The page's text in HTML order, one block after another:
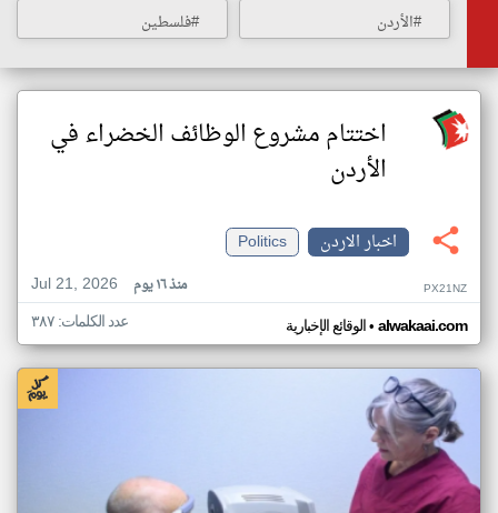
#الأردن #فلسطين
اختتام مشروع الوظائف الخضراء في
الأردن
اخبار الاردن
Politics
Jul 21, 2026
منذ ١٦ يوم PX21NZ
الوقائع الإخبارية• alwakaai.com عدد الكلمات: ٣٨٧